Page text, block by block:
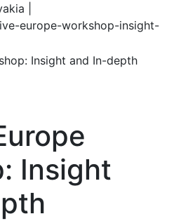
|
europe-workshop-insight-
Insight